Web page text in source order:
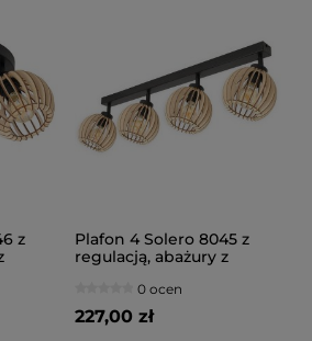
z
Plafon 4 Solero 8045 z
regulacją, abażury z
brązowe, czarne
0 ocen
227,00 zł